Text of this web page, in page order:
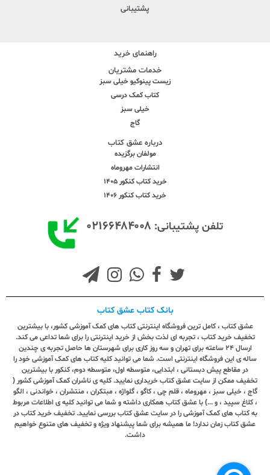
پشتیبانی
راهنمای خرید
خدمات مشتریان
زیست پینوکیو خیلی سبز
کتاب کمک درسی
خیلی سبز
گاج
درباره عشق کتاب
مولفان برگزیده
انتشارات مهروماه
خرید کتاب کنکور 1405
خرید کتاب کنکور 1406
تلفن پشتیبانی: ۰۲۱۶۶۴۸۴۰۰۸
بانک کتاب عشق کتاب
عشق کتاب ، کامل ترین فروشگاه اینترنتی کتاب های کمک آموزشی کشور، با بیشترین
تخفیف خرید کتاب ، تجربه ای لذت بخش از خرید اینترنتی را برای شما تداعی می کند.
ارسال ٢٤ ساعته برای تهران و سه روز کاری برای شهرستان ها حاصل تجربه ی چندین
ساله ی این فروشگاه اینترنتی است. شما می توانید کلیه کتاب های کمک آموزشی خود را
در مقاطع پیش دبستانی ، ابتدایی، متوسطه اول، متوسطه دوم، کنکور با بیشترین
تخفیف ممکن از سایت عشق کتاب خریداری نمایید. کلیه ی ناشران کمک آموزشی کشور (
گاج ، خیلی سبز ، مهروماه ، قلم چی ، کاگو ، گلواژه ، مبتکران ، منتشران ، خواندنی ، الگو
، کلاغ سپید ، و ...) با عشق کتاب همکاری داشته و شما می توانید کلیه ی اطلاعات مربوط
به کتاب های کمک آموزشی را در سایت عشق کتاب بررسی نمایید. تخفیف خرید کتاب در
عشق کتاب زمان ندارد! ما همیشه برای شما پیشنهاد ویژه و تخفیف های متنوع خواهیم
داشت.